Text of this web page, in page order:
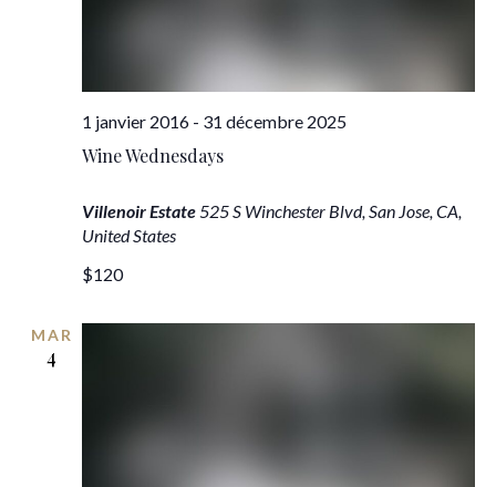
vues
Wine Wednesdays
1 janvier 2016- 31 décembre 2025
Villenoir Estate525 S Winchester Blvd, San Jose, CA,
United States
$120
MAR
4